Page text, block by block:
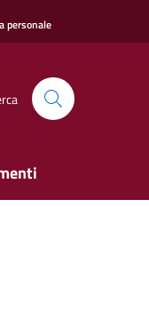
personale